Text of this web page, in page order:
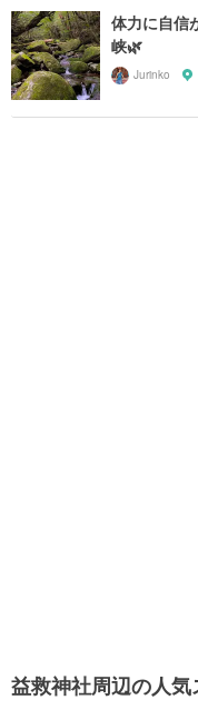
体力に自信
峡🌿
Jurinko
益救神社周辺の人気